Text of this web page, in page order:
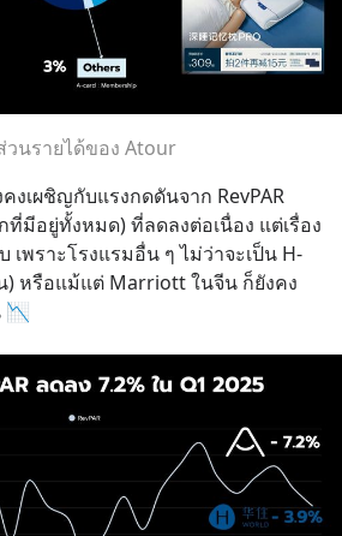
วนรายได้ของ Atour
งเผชิญกับแรงกดดันจาก RevPAR
ที่มีอยู่ทั้งหมด) ที่ลดลงต่อเนื่อง แต่เรื่อง
เพราะโรงแรมอื่น ๆ ไม่ว่าจะเป็น H-
หรือแม้แต่ Marriott ในจีน ก็ยังคง
📉